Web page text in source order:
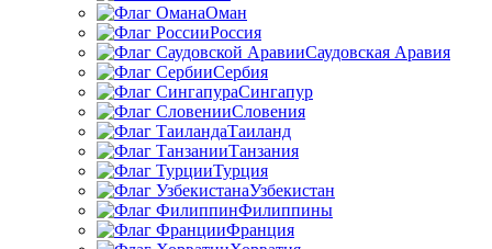
Оман
Россия
Саудовская Аравия
Сербия
Сингапур
Словения
Таиланд
Танзания
Турция
Узбекистан
Филиппины
Франция